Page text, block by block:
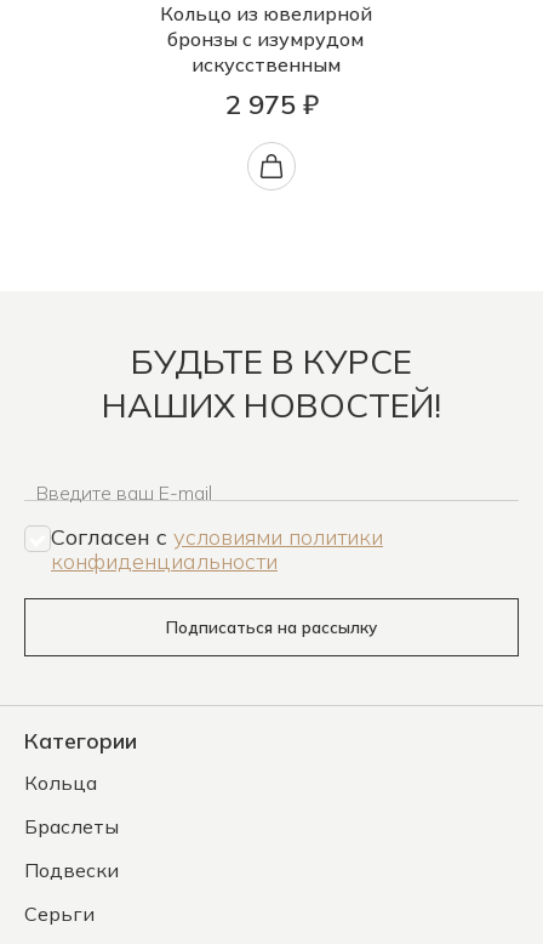
Кольцо из ювелирной
бронзы с изумрудом
искусственным
2 975 ₽
БУДЬТЕ В КУРСЕ
НАШИХ НОВОСТЕЙ!
Введите ваш E-mail
Согласен c условиями политики
конфиденциальности
Подписаться на рассылку
Категории
Кольца
Браслеты
Подвески
Серьги